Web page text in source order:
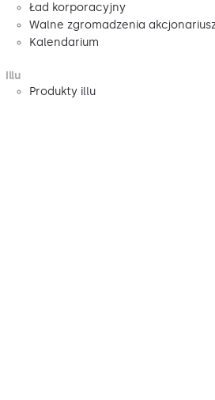
Ład korporacyjny
Walne zgromadzenia
Kalendarium
illu
Produkty illu